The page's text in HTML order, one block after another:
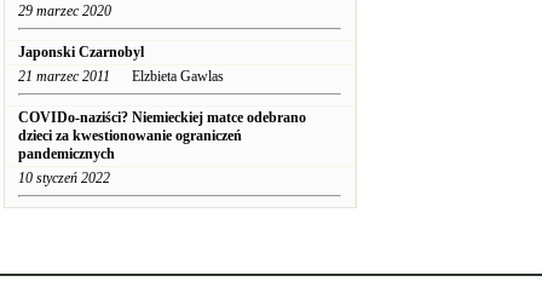
29 marzec 2020
Japonski Czarnobyl
21 marzec 2011 Elzbieta Gawlas
COVIDo-naziści? Niemieckiej matce odebrano
dzieci za kwestionowanie ograniczeń
pandemicznych
10 styczeń 2022